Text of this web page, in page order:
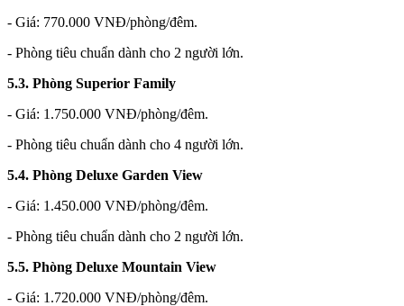
- Giá: 770.000 VNĐ/phòng/đêm.
- Phòng tiêu chuẩn dành cho 2 người lớn.
5.3. Phòng Superior Family
- Giá: 1.750.000 VNĐ/phòng/đêm.
- Phòng tiêu chuẩn dành cho 4 người lớn.
5.4. Phòng Deluxe Garden View
- Giá: 1.450.000 VNĐ/phòng/đêm.
- Phòng tiêu chuẩn dành cho 2 người lớn.
5.5. Phòng Deluxe Mountain View
- Giá: 1.720.000 VNĐ/phòng/đêm.